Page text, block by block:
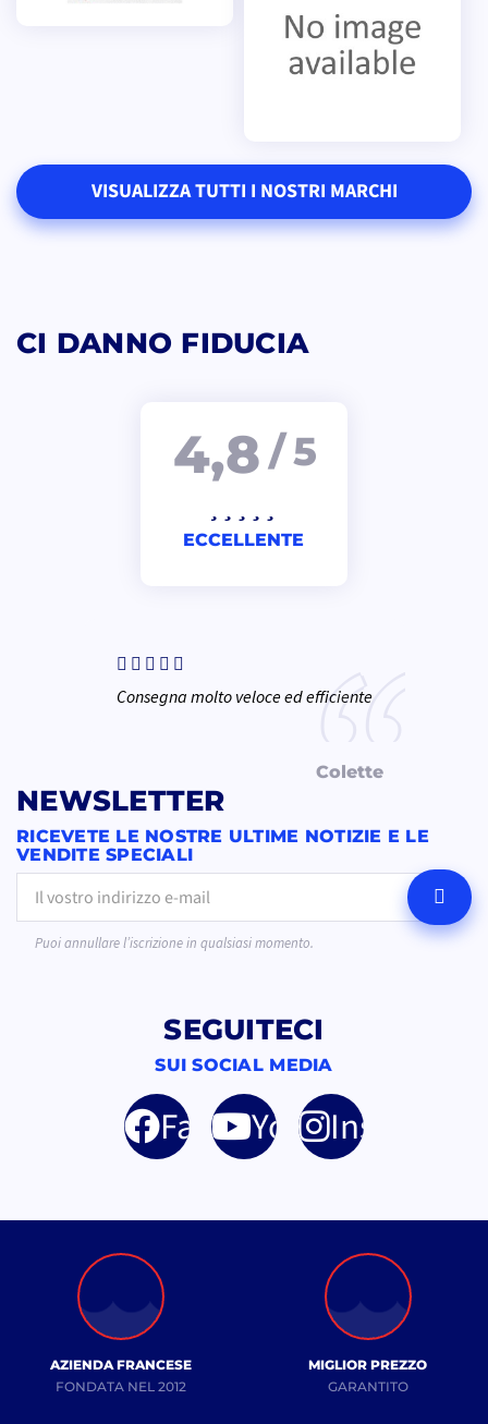
VISUALIZZA TUTTI I NOSTRI MARCHI
CI DANNO FIDUCIA
4,8 / 5
ECCELLENTE
Consegna molto veloce ed efficiente
Colette
NEWSLETTER
RICEVETE LE NOSTRE ULTIME NOTIZIE E LE
VENDITE SPECIALI
Puoi annullare l’iscrizione in qualsiasi momento.
SEGUITECI
SUI SOCIAL MEDIA
FacebookYouTubeInstagram
AZIENDA FRANCESE
FONDATA NEL 2012
MIGLIOR PREZZO
GARANTITO